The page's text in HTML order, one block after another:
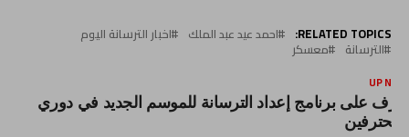
RELATED TOPICS: احمد عيد عبد الملك اخبار الترسانة اليوم
الترسانة معسكر
UP
على برنامج إعداد الترسانة للموسم الجديد في دوري